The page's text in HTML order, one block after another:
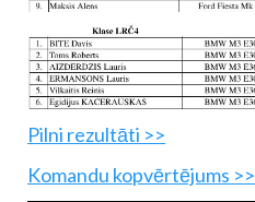
Pilni rezultāti >>
Komandu kopvērtējums >>